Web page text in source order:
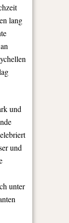
lang
und
und
unter